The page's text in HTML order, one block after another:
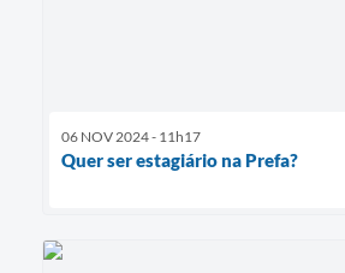
06 NOV 2024 - 11h17
Quer ser estagiário na Prefa?